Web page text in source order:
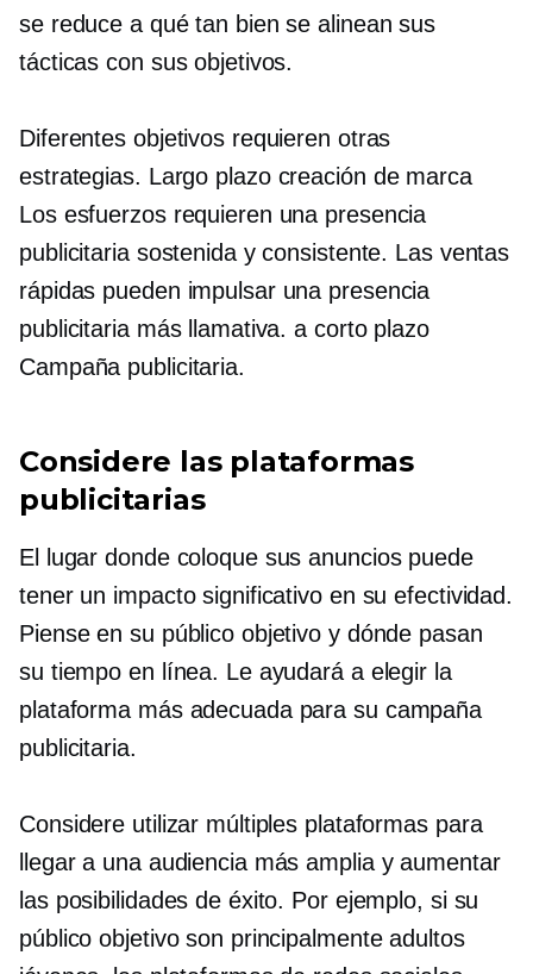
se reduce a qué tan bien se alinean sus
tácticas con sus objetivos.
Diferentes objetivos requieren otras
estrategias. Largo plazo creación de marca
Los esfuerzos requieren una presencia
publicitaria sostenida y consistente. Las ventas
rápidas pueden impulsar una presencia
publicitaria más llamativa.a corto plazo
Campaña publicitaria.
Considere las plataformas
publicitarias
El lugar donde coloque sus anuncios puede
tener un impacto significativo en su efectividad.
Piense en su público objetivo y dónde pasan
su tiempo en línea. Le ayudará a elegir la
plataforma más adecuada para su campaña
publicitaria.
Considere utilizar múltiples plataformas para
llegar a una audiencia más amplia y aumentar
las posibilidades de éxito. Por ejemplo, si su
público objetivo son principalmente adultos